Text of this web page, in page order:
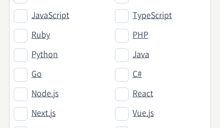
JavaScript TypeScript
Ruby PHP
Python Java
Go C#
Node.js React
Next.js Vue.js